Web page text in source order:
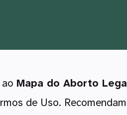
Mapa do Aborto
de Uso.